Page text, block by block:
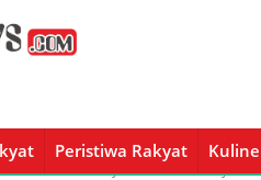
Peristiwa Rakyat
Peristiwa Rakyat Kuliner Rakyat